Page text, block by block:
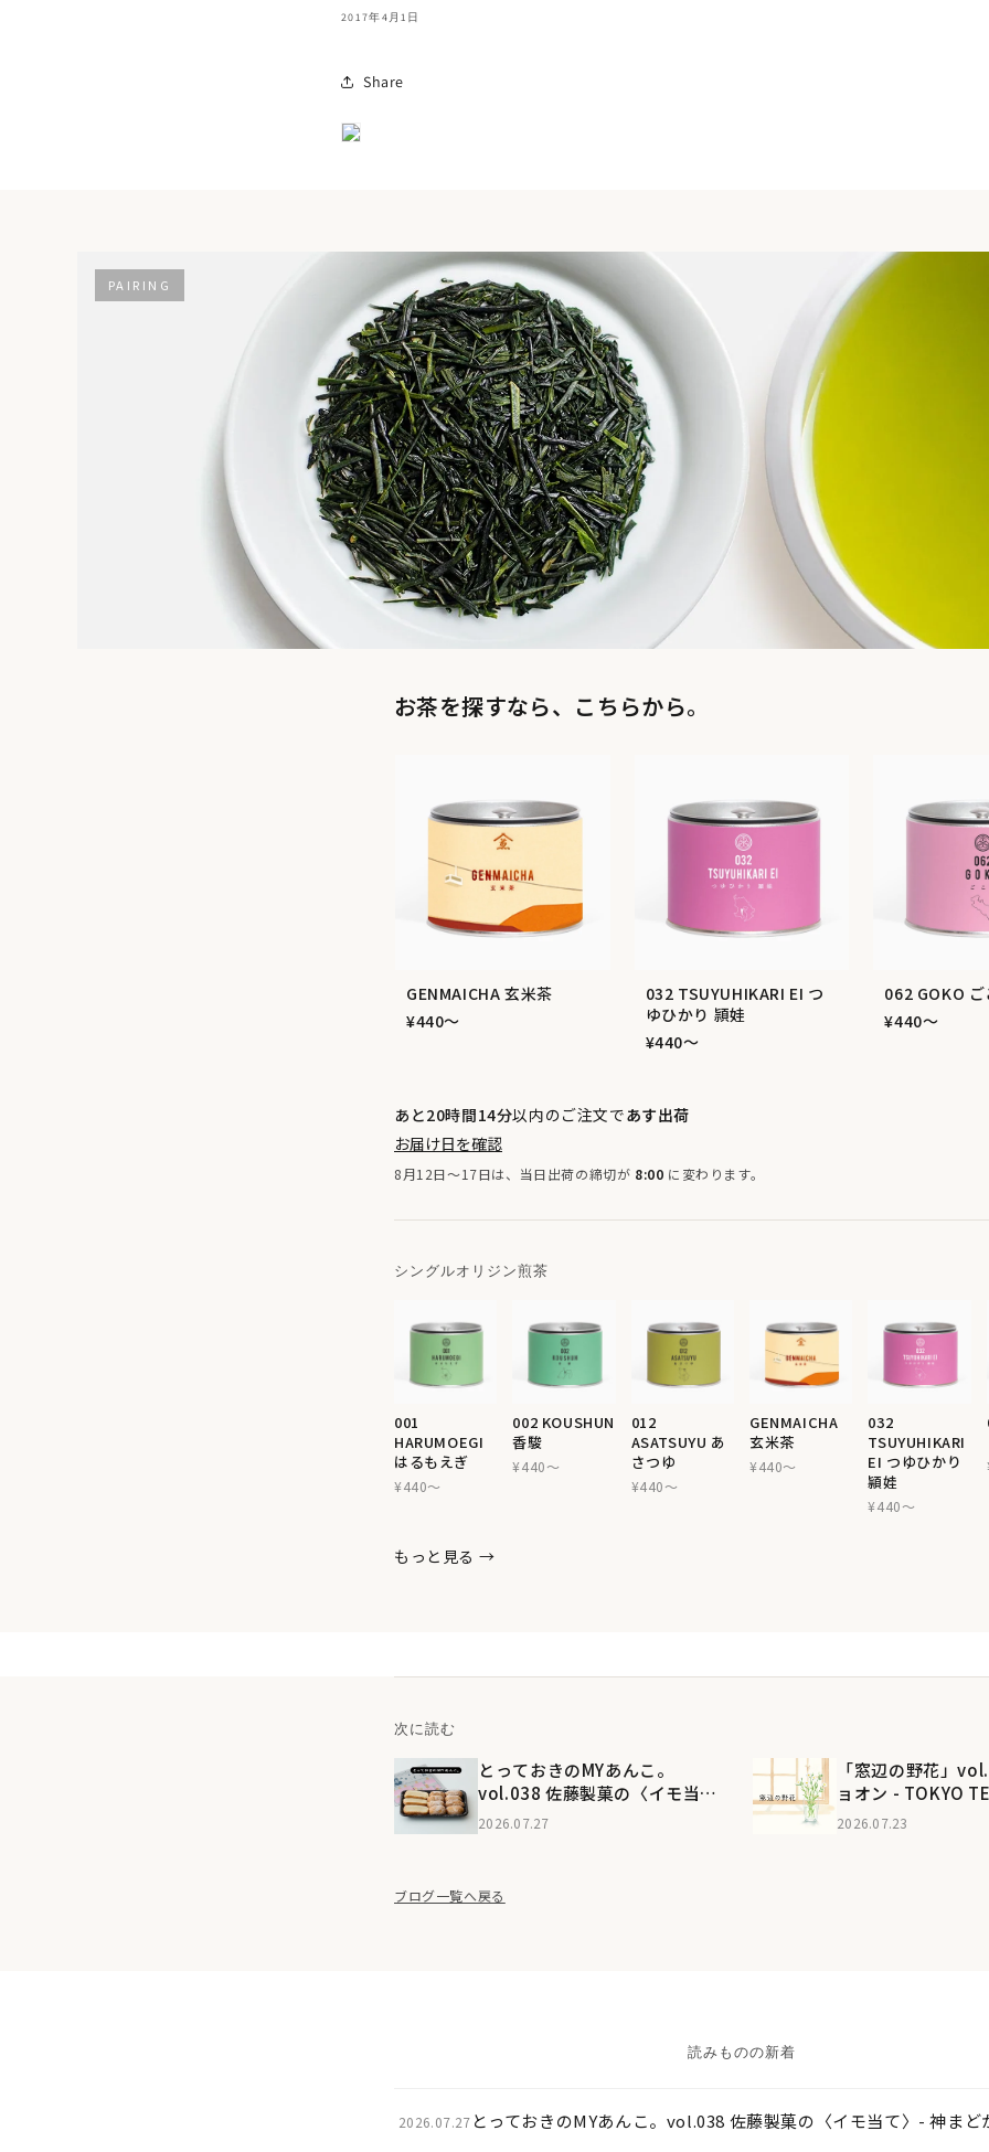
2017年4月1日
Share
PAIRING
お茶を探すなら、こちらから。
GENMAICHA 玄米茶
¥440〜
032 TSUYUHIKARI EI つ
ゆひかり 頴娃
¥440〜
062 GOKO
¥440〜
あと20時間14分以内のご注文であす出荷
お届け日を確認
8月12日〜17日は、当日出荷の締切が 8:00 に変わります。
シングルオリジン煎茶
001
HARUMOEGI
はるもえぎ
¥440〜
002 KOUSHUN
香駿
¥440〜
012
ASATSUYU あ
さつゆ
¥440〜
GENMAICHA
玄米茶
¥440〜
032
TSUYUHIKARI
EI つゆひかり
頴娃
¥440〜
もっと見る →
次に読む
とっておきのMYあんこ。
vol.038 佐藤製菓の〈イモ当
て〉- 神まどか
2026.07.27
「窓辺の野花」
ョオン - TOKYO
巻頭連載
2026.07.23
ブログ一覧へ戻る
読みものの新着
2026.07.27 とっておきのMYあんこ。vol.038 佐藤製菓の〈イモ当て〉- 神まど